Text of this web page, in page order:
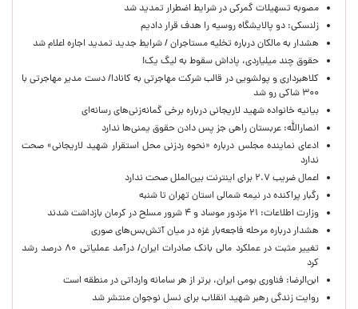
مصوبه تسهیلات گمرکی در شرایط اضطرار تمدید شد
زلنسکی: دو پالایشگاه روسیه را هدف قرار دادیم
هشدار به مالکان درباره تخلیه مستاجران / شرایط جدید تمدید اجاره اعلام شد
حقوق چند میلیاردی، پاداش سقوط به لیگ یک!
کلاهبرداری و پولشویی در قالب شرکت مهاجرتی به کانادا/ دست مدیر مهاجرتی با
۳۰۰ شاکی رو شد
بیانیه خانواده شهید لاریجانی درباره برخی گمانه‌زنی‌های رسانه‌ای
انصارالله: عربستان راهی جز پس دادن حقوق یمنی‌ها ندارد
ادعای نماینده مجلس درباره «نحوه ردزنی محل استقرار شهید لاریجانی» صحت
ندارد
اعمال ضریب ۲.۷ برای اینترنت بین‌الملل صحت ندارد
رگبار پراکنده در نیمه شمالی استان تهران تا شنبه
وزارت اطلاعات: ۲۱ مزدور موساد و ۴ شرور مسلح در کرمان بازداشت شدند
هشدار درباره مرحله فاجعه‌بار غزه در میان آتش‌بس‌های صوری
تغییر مثبت در عملکرد مالی بانک صادرات ایران/ درآمد عملیاتی ۸۰ درصد رشد
کرد
ابن‌الرضا: فناوری بومی ایران، برتر از هر سامانه وارداتی در منطقه است
روایت زندگی رهبر شهید انقلاب برای نسل نوجوان منتشر شد